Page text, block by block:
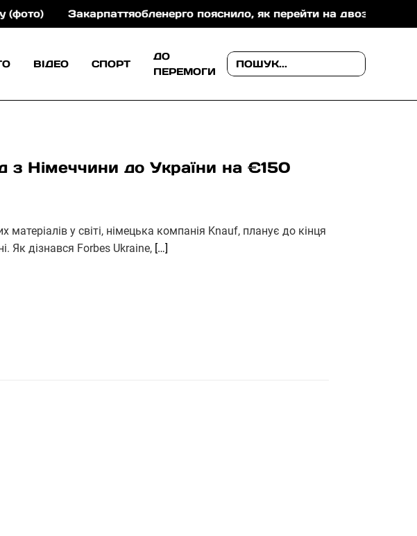
Закарпаттяобленерго пояснило, як перейти на двозонний або
ВІДЕО СПОРТ
ДО
ПЕРЕМОГИ
з Німеччини до України на €150
матеріалів у світі, німецька компанія Knauf, планує до кінця
Як дізнався Forbes Ukraine, […]